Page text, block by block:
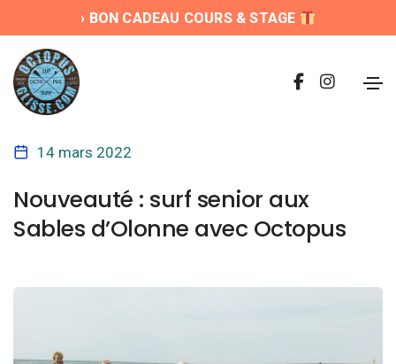
› BON CADEAU COURS & STAGE
14 mars 2022
Nouveauté : surf senior aux
Sables d’Olonne avec Octopus